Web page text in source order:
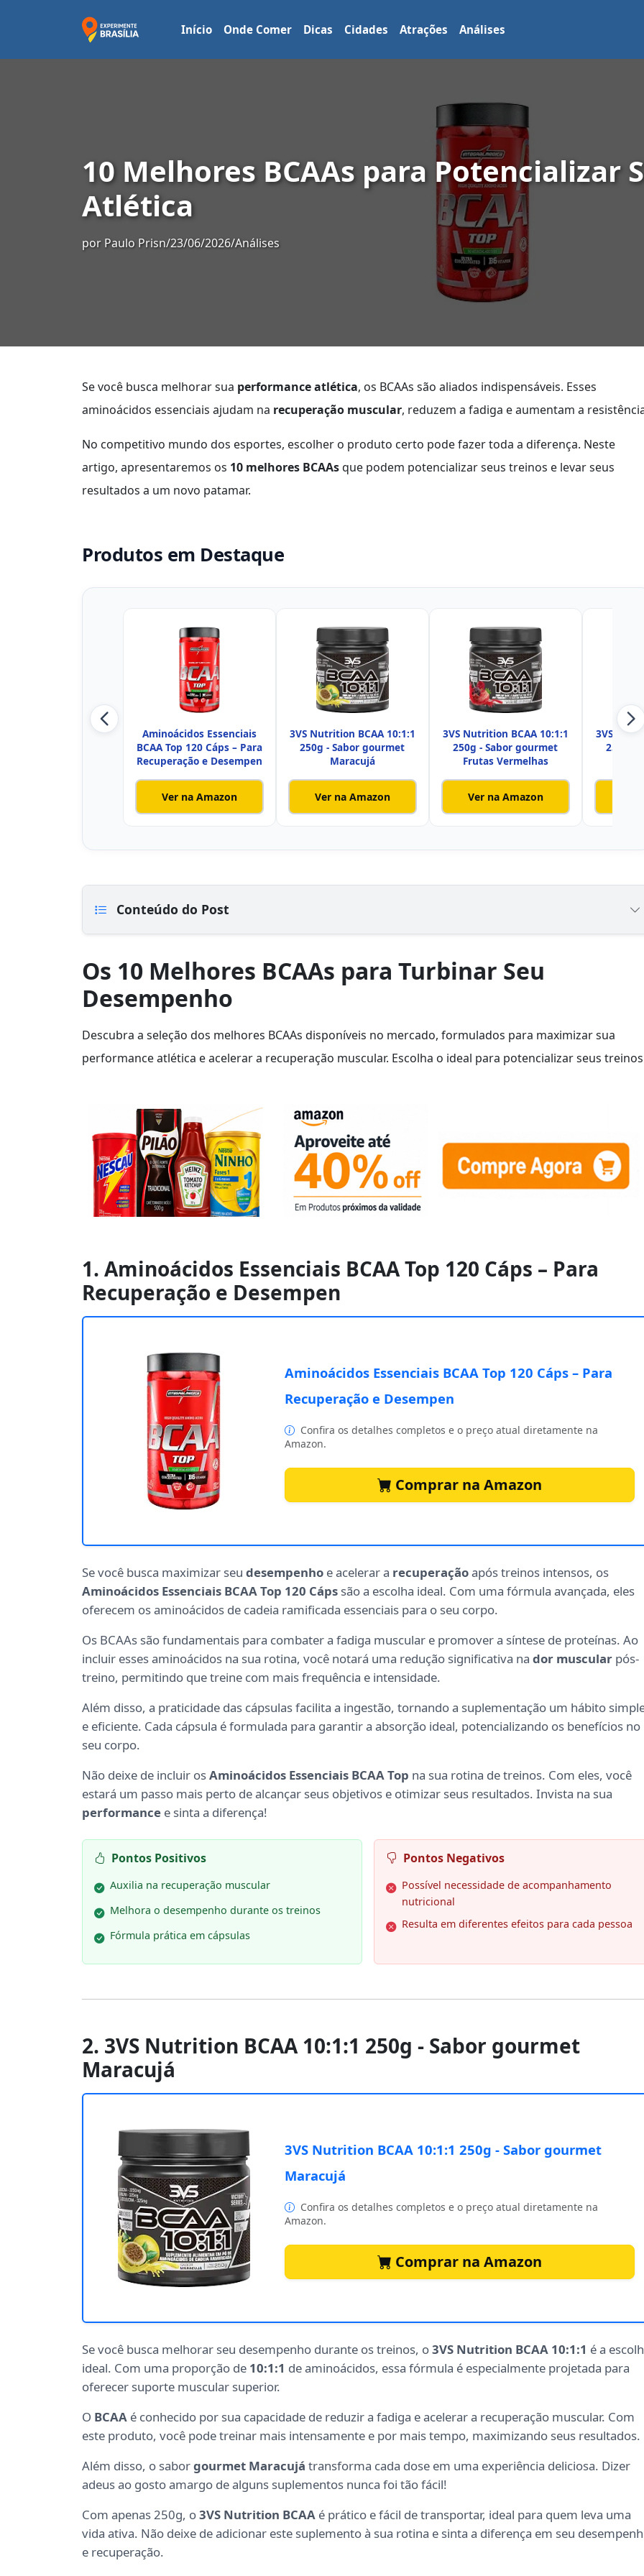
Início Onde Comer Dicas Cidades Atrações Análises
10 Melhores BCAAs para Potencializar
Atlética
por Paulo Prisn/23/06/2026/Análises
Se você busca melhorar sua performance atlética, os BCAAs são aliados indispensáveis. Esses
aminoácidos essenciais ajudam na recuperação muscular, reduzem a fadiga e aumentam a
No competitivo mundo dos esportes, escolher o produto certo pode fazer toda a diferença. Neste
artigo, apresentaremos os 10 melhores BCAAsque podem potencializar seus treinos e levar seus
resultados a um novo patamar.
Produtos em Destaque
Aminoácidos Essenciais
BCAA Top 120 Cáps – Para
Recuperação e Desempen
Ver na Amazon
3VS Nutrition BCAA 10:1:1
250g - Sabor gourmet
Maracujá
Ver na Amazon
3VS Nutrition BCAA 10:1:1
250g - Sabor gourmet
Frutas Vermelhas
Ver na Amazon
3VS
250g -
Conteúdo do Post
Os 10 Melhores BCAAs para Turbinar Seu
Desempenho
Descubra a seleção dos melhores BCAAs disponíveis no mercado, formulados para maximizar sua
performance atlética e acelerar a recuperação muscular. Escolha o ideal para potencializar seus
1. Aminoácidos Essenciais BCAA Top 120 Cáps – Para
Recuperação e Desempen
Aminoácidos Essenciais BCAA Top 120 Cáps – Para
Recuperação e Desempen
Confira os detalhes completos e o preço atual diretamente na
Amazon.
Comprar na Amazon
Se você busca maximizar seu desempenho e acelerar a recuperaçãoapós treinos intensos, os
Aminoácidos Essenciais BCAA Top 120 Cáps são a escolha ideal. Com uma fórmula avançada, eles
oferecem os aminoácidos de cadeia ramificada essenciais para o seu corpo.
Os BCAAs são fundamentais para combater a fadiga muscular e promover a síntese de proteínas. Ao
incluir esses aminoácidos na sua rotina, você notará uma redução significativa na dor muscular pós-
treino, permitindo que treine com mais frequência e intensidade.
Além disso, a praticidade das cápsulas facilita a ingestão, tornando a suplementação um hábito
e eficiente. Cada cápsula é formulada para garantir a absorção ideal, potencializando os benefícios no
seu corpo.
Não deixe de incluir osAminoácidos Essenciais BCAA Top na sua rotina de treinos. Com eles, você
estará um passo mais perto de alcançar seus objetivos e otimizar seus resultados. Invista na sua
performance e sinta a diferença!
Pontos Positivos
Auxilia na recuperação muscular
Melhora o desempenho durante os treinos
Fórmula prática em cápsulas
Pontos Negativos
Possível necessidade de acompanhamento
nutricional
Resulta em diferentes efeitos para cada pessoa
2. 3VS Nutrition BCAA 10:1:1 250g - Sabor gourmet
Maracujá
3VS Nutrition BCAA 10:1:1 250g - Sabor gourmet
Maracujá
Confira os detalhes completos e o preço atual diretamente na
Amazon.
Comprar na Amazon
Se você busca melhorar seu desempenho durante os treinos, o3VS Nutrition BCAA 10:1:1 é a
ideal. Com uma proporção de 10:1:1 de aminoácidos, essa fórmula é especialmente projetada para
oferecer suporte muscular superior.
O BCAA é conhecido por sua capacidade de reduzir a fadiga e acelerar a recuperação muscular. Com
este produto, você pode treinar mais intensamente e por mais tempo, maximizando seus resultados.
Além disso, o saborgourmet Maracujá transforma cada dose em uma experiência deliciosa. Dizer
adeus ao gosto amargo de alguns suplementos nunca foi tão fácil!
Com apenas 250g, o3VS Nutrition BCAA é prático e fácil de transportar, ideal para quem leva uma
vida ativa. Não deixe de adicionar este suplemento à sua rotina e sinta a diferença em seu
e recuperação.